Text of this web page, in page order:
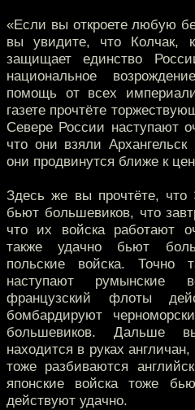
«Если вы откроете любую
вы увидите, что Колчак,
защищает единство
национальное
помощь от всех
газете прочтёте
Севере России наступают
что они взяли
они продвинутся ближе к
Здесь же вы прочтёте,
бьют большевиков, что
что их войска работают
также удачно бьют
польские войска.
наступают румынские
французский флоты
бомбардируют
большевиков. Дальше
находится в руках
тоже разбиваются
японские войска тоже
действуют удачно.